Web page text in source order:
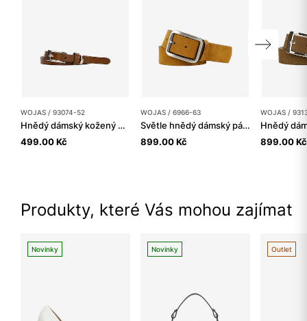
WOJAS / 93074-52
Hnědý dámský kožený opasek
499.00 Kč
WOJAS / 6966-63
Světle hnědý dámský pásek se stříbrnou přezkou
899.00 Kč
WOJAS /
899.00 Kč
Produkty, které Vás mohou zajímat
Novinky Novinky Outlet